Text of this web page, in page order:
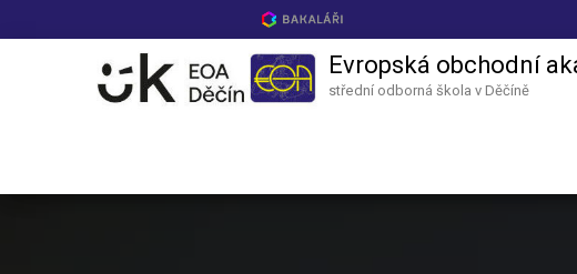
Evropská obchodní
střední odborná škola v Děčíně